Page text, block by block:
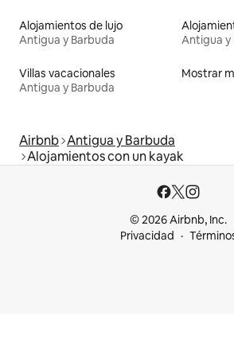
Alojamientos de lujo
Antigua y Barbuda
Antigua y
Villas vacacionales
Antigua y Barbuda
Mostrar
Airbnb Antigua y Barbuda
Alojamientos con un kayak
© 2026 Airbnb, Inc.
Privacidad